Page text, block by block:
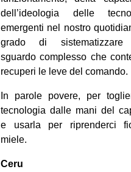
dell’ideologia delle
emergenti nel nostro
grado di sistematizzare
sguardo complesso che
recuperi le leve del comando.
In parole povere, per
tecnologia dalle mani del
e usarla per riprenderci
miele.
Ceru